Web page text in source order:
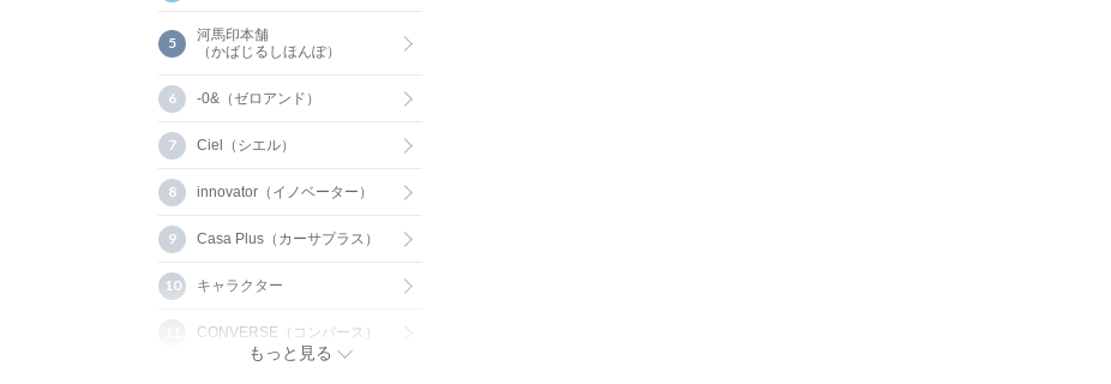
河馬印本舗
（かばじるしほんぽ）
-0&（ゼロアンド）
Ciel（シエル）
innovator（イノベーター）
Casa Plus（カーサプラス）
キャラクター
CONVERSE（コンバース）
もっと見る